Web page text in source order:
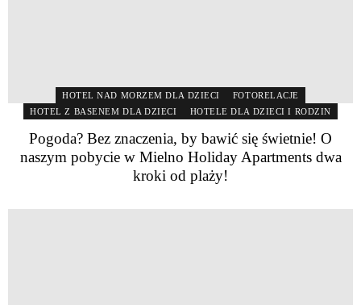
HOTEL NAD MORZEM DLA DZIECI
FOTORELACJE
HOTEL Z BASENEM DLA DZIECI
HOTELE DLA DZIECI I RODZIN
Pogoda? Bez znaczenia, by bawić się świetnie! O
naszym pobycie w Mielno Holiday Apartments dwa
kroki od plaży!